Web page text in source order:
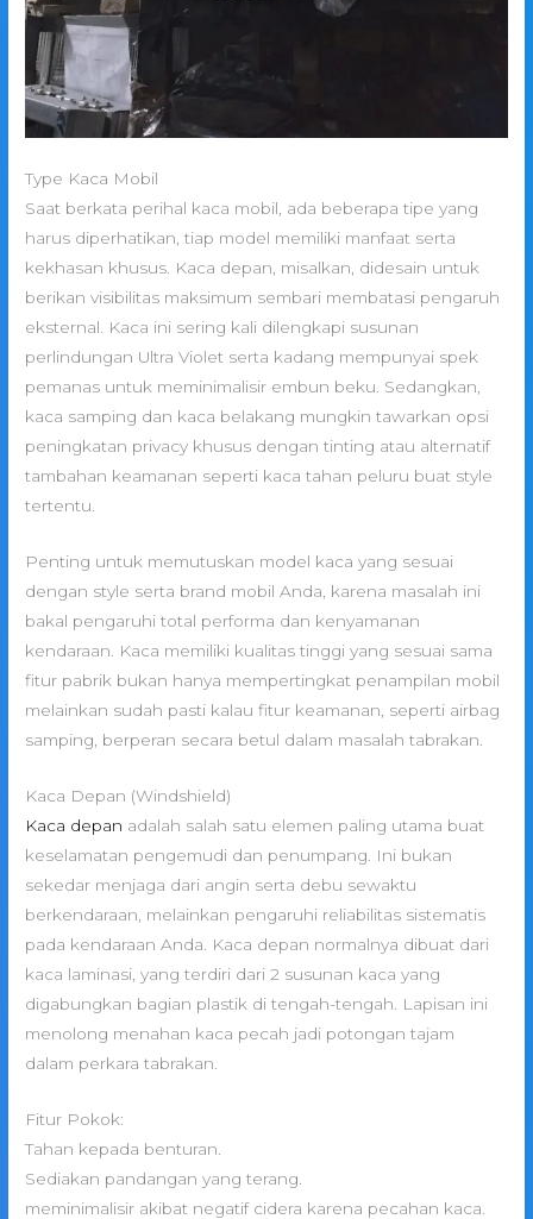
Type Kaca Mobil
Saat berkata perihal kaca mobil, ada beberapa tipe yang
harus diperhatikan, tiap model memiliki manfaat serta
kekhasan khusus. Kaca depan, misalkan, didesain untuk
berikan visibilitas maksimum sembari membatasi pengaruh
eksternal. Kaca ini sering kali dilengkapi susunan
perlindungan Ultra Violet serta kadang mempunyai spek
pemanas untuk meminimalisir embun beku. Sedangkan,
kaca samping dan kaca belakang mungkin tawarkan opsi
peningkatan privacy khusus dengan tinting atau alternatif
tambahan keamanan seperti kaca tahan peluru buat style
tertentu.
Penting untuk memutuskan model kaca yang sesuai
dengan style serta brand mobil Anda, karena masalah ini
bakal pengaruhi total performa dan kenyamanan
kendaraan. Kaca memiliki kualitas tinggi yang sesuai sama
fitur pabrik bukan hanya mempertingkat penampilan mobil
melainkan sudah pasti kalau fitur keamanan, seperti airbag
samping, berperan secara betul dalam masalah tabrakan.
Kaca Depan (Windshield)
Kaca depan adalah salah satu elemen paling utama buat
keselamatan pengemudi dan penumpang. Ini bukan
sekedar menjaga dari angin serta debu sewaktu
berkendaraan, melainkan pengaruhi reliabilitas sistematis
pada kendaraan Anda. Kaca depan normalnya dibuat dari
kaca laminasi, yang terdiri dari 2 susunan kaca yang
digabungkan bagian plastik di tengah-tengah. Lapisan ini
menolong menahan kaca pecah jadi potongan tajam
dalam perkara tabrakan.
Fitur Pokok:
Tahan kepada benturan.
Sediakan pandangan yang terang.
meminimalisir akibat negatif cidera karena pecahan kaca.